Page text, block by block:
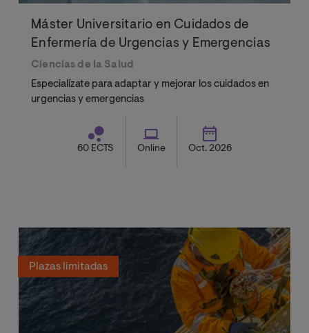
Máster Universitario en Cuidados de
Enfermería de Urgencias y Emergencias
Ciencias de la Salud
Especialízate para adaptar y mejorar los cuidados en
urgencias y emergencias
60 ECTS Online Oct. 2026
Plazas limitadas